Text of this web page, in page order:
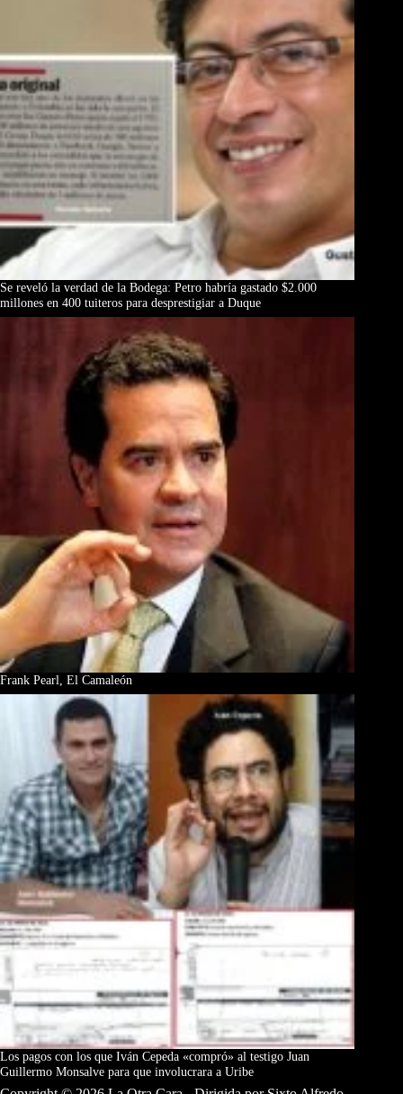
Se reveló la verdad de la Bodega: Petro habría gastado $2.000
millones en 400 tuiteros para desprestigiar a Duque
Frank Pearl, El Camaleón
Los pagos con los que Iván Cepeda «compró» al testigo Juan
Guillermo Monsalve para que involucrara a Uribe